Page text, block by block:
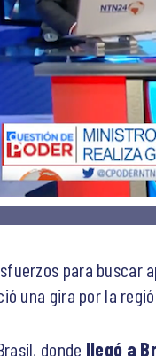
para buscar
una gira por la
donde llegó a